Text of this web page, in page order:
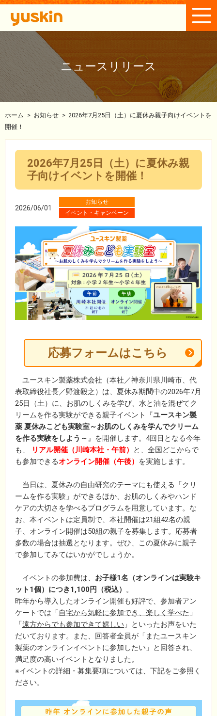
ニュースリリース
ホーム > お知らせ > 2026年7月25日（土）に夏休み親子向けイベントを
開催！
2026年7月25日（土）に夏休み親
子向けイベントを開催！
2026/06/01
お知らせ
イベント・キャンペーン
応募フォームはこちら
ユースキン製薬株式会社（本社／神奈川県川崎市、代
表取締役社長／野渡毅之）は、夏休み期間中の2026年7月
25日（土）に、お肌のしくみを学び、水と油を混ぜてク
リームを作る実験ができる親子イベント『ユースキン製
薬 夏休みこども実験室～お肌のしくみを学んでクリーム
を作る実験をしよう～ 』を開催します。4回目となる今年
も、
リアル開催（川崎本社・午前）
と、全国どこからで
も参加できるオンライン開催（午後） を実施します。
当日は、夏休みの自由研究のテーマにも使える「クリ
ームを作る実験」ができるほか、お肌のしくみやハンド
ケアの大切さを学べるプログラムを用意しています。な
お、本イベントは定員制で、本社開催は21組42名の親
子、オンライン開催は50組の親子を募集します。応募者
多数の場合は抽選となります。ぜひ、この夏休みに親子
で参加してみてはいかがでしょうか。
イベントの参加費は、 お子様1名（オンラインは実験キ
ット1個）につき1,100円（税込） 。
昨年から導入したオンライン開催も好評で、参加者アン
ケートでは「自宅から気軽に参加でき、楽しく学べた 」
「遠方からでも参加できて嬉しい 」といったお声をいた
だいております。また、回答者全員が「またユースキン
製薬のオンラインイベントに参加したい」と回答され、
満足度の高いイベントとなりました。
※イベントの詳細・募集要項については、下記をご参照く
ださい。